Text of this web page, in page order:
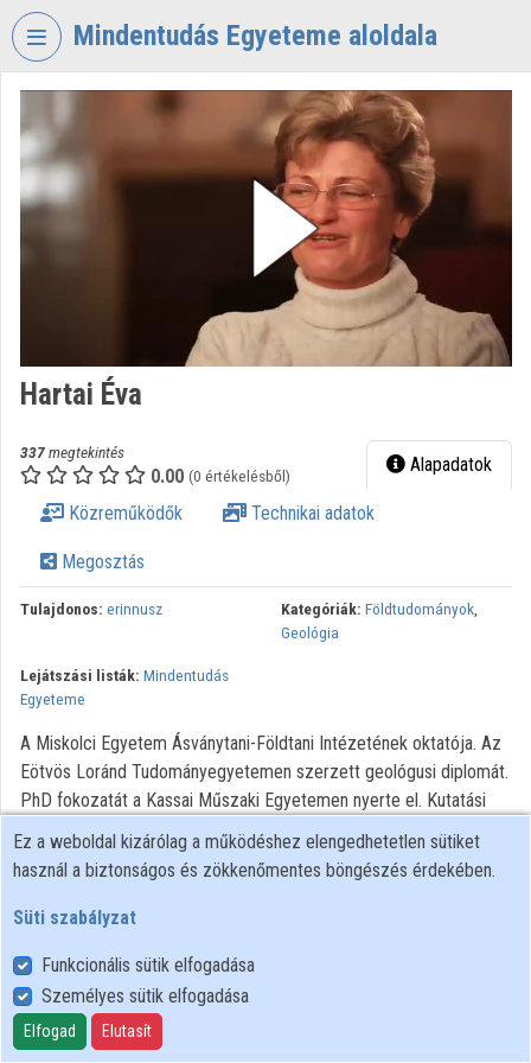
Fejléc kihagyása
Mindentudás Egyeteme aloldala
MINDENTUDÁS
EGYETEME
Intézményi felfedezés
Kategóriák
Intézményi listák
Intézmények
Közreműködők
Hartai Éva
337megtekintés
0.00 (0 értékelésből) Alapadatok
Közreműködők Technikai adatok
Megosztás
Tulajdonos: erinnusz Kategóriák: Földtudományok,
Geológia
Lejátszási listák: Mindentudás
Egyeteme
A Miskolci Egyetem Ásványtani-Földtani Intézetének oktatója. Az
Eötvös Loránd Tudományegyetemen szerzett geológusi diplomát.
PhD fokozatát a Kassai Műszaki Egyetemen nyerte el. Kutatási
területe a hazai és szlovákiai epitermális, alacsony hőmérsékleten
képződött érctelepek vizsgálata. Számos hazai és nemzetközi
projekt megvalósításában vett részt, többségükben
projektvezetőként. A Magyarhoni Földtani Társulatban az Oktatási
tanácsának, valamint nem akadémikus képviselője a Magyar
Tudományos Akadémia Földtudományok Osztályának. A változó
Föld című könyve eddig két kiadásban jelent meg.
Ez a weboldal kizárólag a működéshez elengedhetetlen sütiket
használ a biztonságos és zökkenőmentes böngészés érdekében.
Süti szabályzat
Funkcionális sütik elfogadása
Személyes sütik elfogadása
Elfogad Elutasít